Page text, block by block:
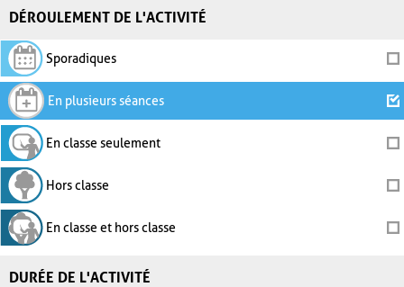
DÉROULEMENT DE L'ACTIVITÉ
Sporadiques
En plusieurs séances
En classe seulement
Hors classe
En classe et hors classe
DURÉE DE L'ACTIVITÉ